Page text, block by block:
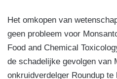
Het omkopen van
geen probleem voor
Food and Chemical
de schadelijke gevolgen van
onkruidverdelger Roundup